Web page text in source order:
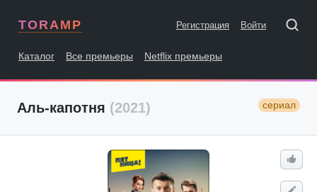
TORAMP Регистрация Войти
Каталог Все премьеры Netflix премьеры
Аль-капотня (2021) сериал